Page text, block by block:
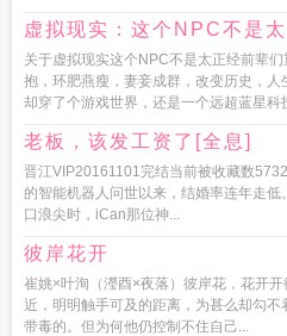
虚拟现实：这个NPC不是
关于虚拟现实这个NPC不是太正经前辈
抱，环肥燕瘦，妻妾成群，改变历史，
却穿了个游戏世界，还是一个远超蓝星
老板，该发工资了[全息]
晋江VIP20161101完结当前被收藏数
的智能机器人问世以来，结婚率连年走
口浪尖时，iCan那位神...
彼岸花开
崔姚×叶洵（瀅酉×夜落）彼岸花，花开
近，明明触手可及的距离，为甚么却勾
带毒的。但为何他仍控制不住自己...